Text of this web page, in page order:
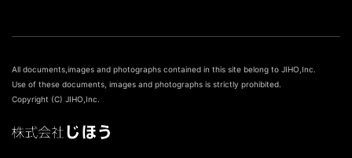
All documents,images and photographs contained in this site belong to JIHO,Inc.
Use of these documents, images and photographs is strictly prohibited.
Copyright (C) JIHO,Inc.